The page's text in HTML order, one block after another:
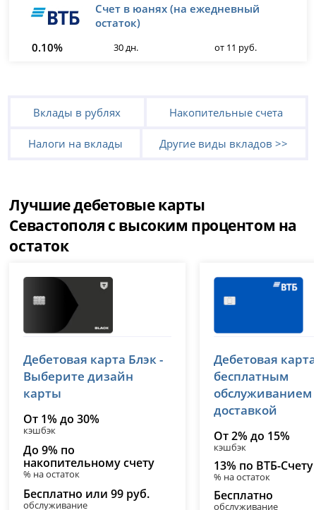
Счет в юанях (на ежедневный
остаток)
0.10%
30 дн. от 11 руб.
Вклады в рублях Накопительные счета
Налоги на вклады Другие виды вкладов >>
Лучшие дебетовые карты
Севастополя с высоким процентом на
остаток
лицензия № 2673
Дебетовая карта Блэк -
Выберите дизайн
карты
От 1% до 30%
кэшбэк
До 9% по
накопительному счету
% на остаток
Бесплатно или 99 руб.
обслуживание
лицензия № 1000
Дебетовая
бесплатным
обслуживанием
доставкой
От 2% до 15%
кэшбэк
13% по ВТБ-Счету
% на остаток
Бесплатно
обслуживание